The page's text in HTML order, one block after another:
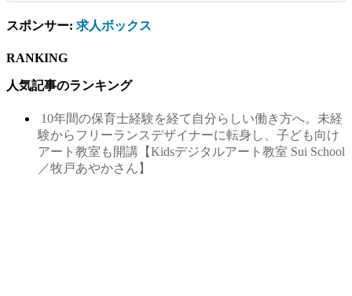
スポンサー: 求人ボックス
RANKING
人気記事のランキング
10年間の保育士経験を経て自分らしい働き方へ。未経
験からフリーランスデザイナーに転身し、子ども向け
アート教室も開講【Kidsデジタルアート教室 Sui School
／牧戸あやかさん】